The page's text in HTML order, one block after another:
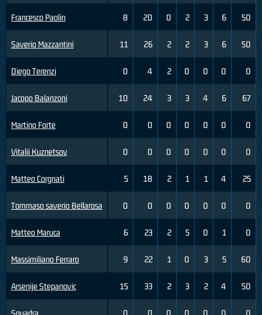
Francesco Paolin
Saverio Mazzantini
Diego Terenzi
Jacopo Balanzoni
Martino Forte
Vitalii Kuznetsov
Matteo Corgnati
Tommaso saverio Bellarosa
Matteo Maruca
Massimiliano Ferraro
Arsenije Stepanovic
8 20 0 2 3 6 50
11 26 2 2 3 6 50
0 4 2 0 0 0 0
10 24 3 3 4 6 67
0 0 0 0 0 0 0
0 0 0 0 0 0 0
5 18 2 1 1 4 25
0 0 0 0 0 0 0
6 23 2 5 0 1 0
9 22 1 0 3 5 60
15 33 2 3 2 4 50